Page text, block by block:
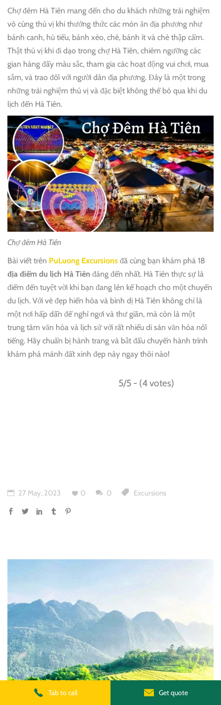
Chợ đêm Hà Tiên mang đến cho du khách những trải nghiệm
vô cùng thú vị khi thưởng thức các món ăn địa phương như
bánh canh, hủ tiếu, bánh xèo, chè, bánh ít và chè thập cẩm.
Thật thú vị khi đi dạo trong chợ Hà Tiên, chiêm ngưỡng các
gian hàng đầy màu sắc, tham gia các hoạt động vui chơi, mua
sắm, và trao đổi với người dân địa phương. Đây là một trong
những trải nghiệm thú vị và đặc biệt không thể bỏ qua khi du
lịch đến Hà Tiên.
Chợ đêm Hà Tiên
Bài viết trên PuLuong Excursions đã cùng bạn khám phá 18
địa điểm du lịch Hà Tiên đáng đến nhất. Hà Tiên thực sự là
điểm đến tuyệt vời khi bạn đang lên kế hoạch cho một chuyến
du lịch. Với vẻ đẹp hiền hòa và bình dị Hà Tiên không chỉ là
một nơi hấp dẫn để nghỉ ngơi và thư giãn, mà còn là một
trung tâm văn hóa và lịch sử với rất nhiều di sản văn hóa nổi
tiếng. Hãy chuẩn bị hành trang và bắt đầu chuyến hành trình
khám phá mảnh đất xinh đẹp này ngay thôi nào!
5/5 - (4 votes)
27 May, 2023 0 0 Excursions
Tab to call Get quote